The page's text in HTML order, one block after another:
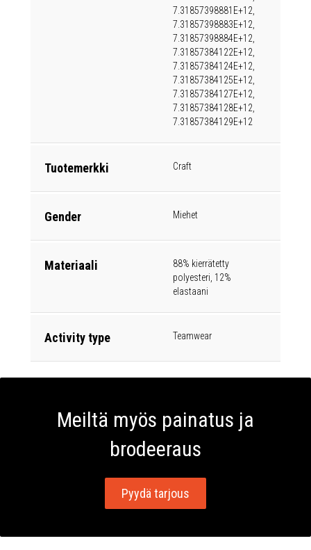
7.31857398881E+12,
7.31857398883E+12,
7.31857398884E+12,
7.31857384122E+12,
7.31857384124E+12,
7.31857384125E+12,
7.31857384127E+12,
7.31857384128E+12,
7.31857384129E+12
Tuotemerkki Craft
Gender Miehet
Materiaali
88% kierrätetty
polyesteri, 12%
elastaani
Activity type Teamwear
Meiltä myös painatus ja
brodeeraus
Pyydä tarjous